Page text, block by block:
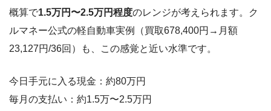
概算で1.5万円〜2.5万円程度のレンジが考えられます。ク
ルマネー公式の軽自動車実例（買取678,400円→月額
23,127円/36回）も、この感覚と近い水準です。
今日手元に入る現金：約80万円
毎月の支払い：約1.5万〜2.5万円